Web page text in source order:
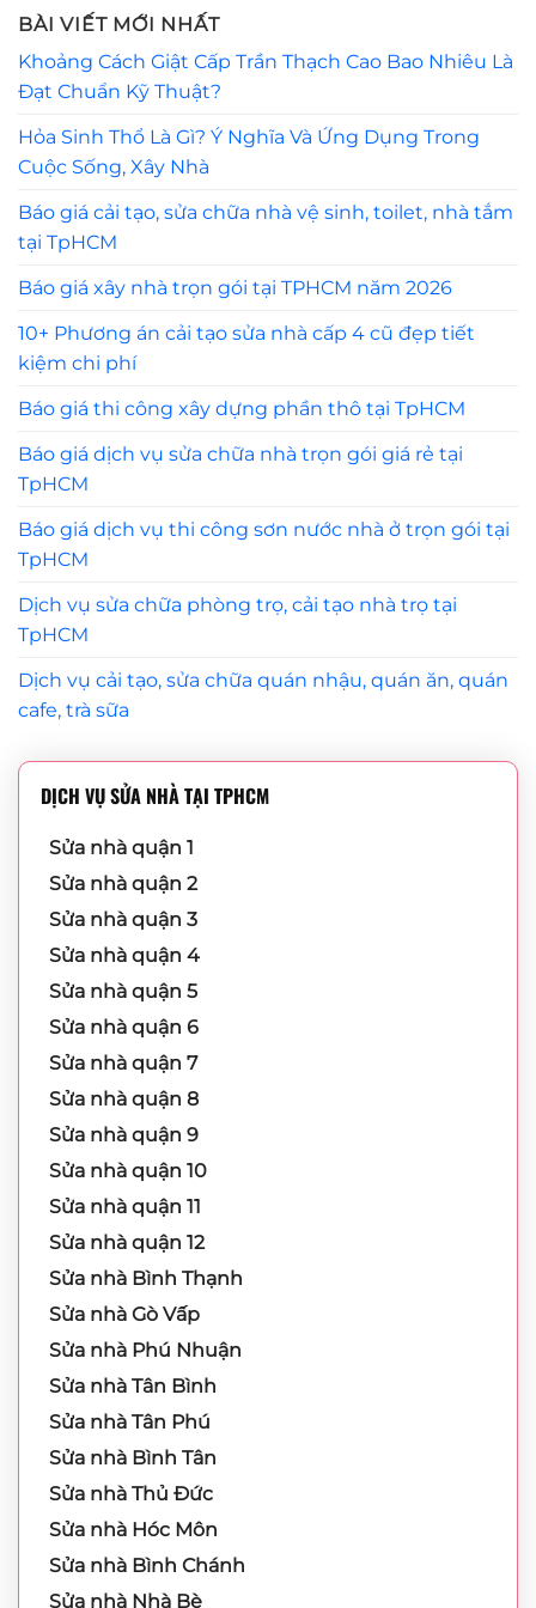
BÀI VIẾT MỚI NHẤT
Khoảng Cách Giật Cấp Trần Thạch Cao Bao Nhiêu Là
Đạt Chuẩn Kỹ Thuật?
Hỏa Sinh Thổ Là Gì? Ý Nghĩa Và Ứng Dụng Trong
Cuộc Sống, Xây Nhà
Báo giá cải tạo, sửa chữa nhà vệ sinh, toilet, nhà tắm
tại TpHCM
Báo giá xây nhà trọn gói tại TPHCM năm 2026
10+ Phương án cải tạo sửa nhà cấp 4 cũ đẹp tiết
kiệm chi phí
Báo giá thi công xây dựng phần thô tại TpHCM
Báo giá dịch vụ sửa chữa nhà trọn gói giá rẻ tại
TpHCM
Báo giá dịch vụ thi công sơn nước nhà ở trọn gói tại
TpHCM
Dịch vụ sửa chữa phòng trọ, cải tạo nhà trọ tại
TpHCM
Dịch vụ cải tạo, sửa chữa quán nhậu, quán ăn, quán
cafe, trà sữa
DỊCH VỤ SỬA NHÀ TẠI TPHCM
Sửa nhà quận 1
Sửa nhà quận 2
Sửa nhà quận 3
Sửa nhà quận 4
Sửa nhà quận 5
Sửa nhà quận 6
Sửa nhà quận 7
Sửa nhà quận 8
Sửa nhà quận 9
Sửa nhà quận 10
Sửa nhà quận 11
Sửa nhà quận 12
Sửa nhà Bình Thạnh
Sửa nhà Gò Vấp
Sửa nhà Phú Nhuận
Sửa nhà Tân Bình
Sửa nhà Tân Phú
Sửa nhà Bình Tân
Sửa nhà Thủ Đức
Sửa nhà Hóc Môn
Sửa nhà Bình Chánh
Sửa nhà Nhà Bè